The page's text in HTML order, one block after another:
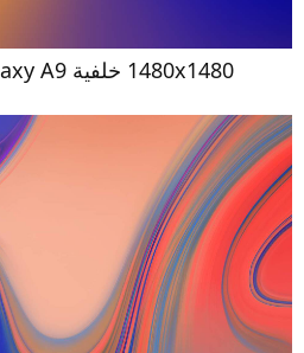
1480x1480 خلفية Samsung Galaxy A9